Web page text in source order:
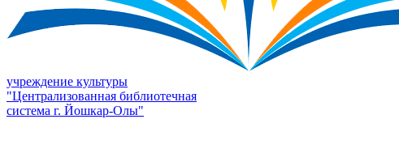
учреждение культуры
"Централизованная библиотечная
система г. Йошкар-Олы"